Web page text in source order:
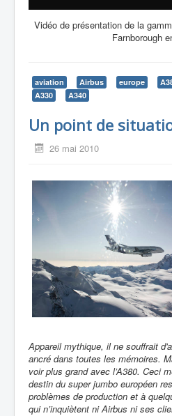
Vidéo de présentation de la
Farnborough
aviation Airbus europe
A330
A340
Un point de
26 mai 2010
Appareil mythique, il ne souffrait
ancré dans toutes les mémoires.
voir plus grand avec l’A380. Ceci
destin du super jumbo européen
problèmes de production et à
qui n’inquiètent ni Airbus ni ses